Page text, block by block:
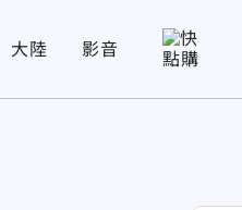
大陸 影音